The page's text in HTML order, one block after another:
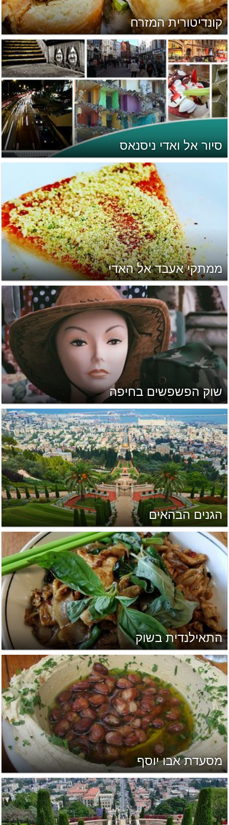
קונדיטורית המזרח
סיור אל ואדי ניסנאס
ממתקי אעבד אל האדי
שוק הפשפשים בחיפה
הגנים הבהאים
התאילנדית בשוק
מסעדת אבו יוסף